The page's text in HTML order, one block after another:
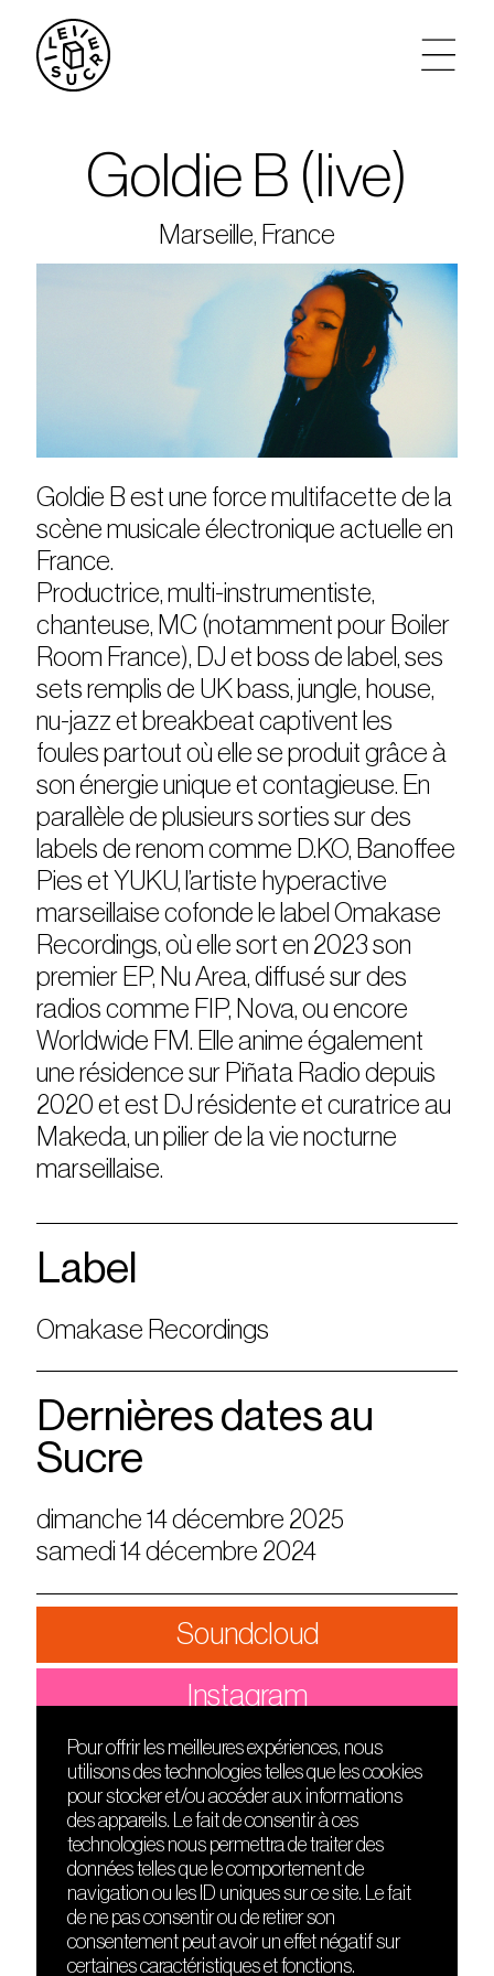
agenda
tickets
le sucre max
partenariats
privatisations
Goldie B (live)
Marseille, France
Goldie B est une force multifacette de la
scène musicale électronique actuelle en
France.
Productrice, multi-instrumentiste,
chanteuse, MC (notamment pour Boiler
Room France), DJ et boss de label, ses
sets remplis de UK bass, jungle, house,
nu-jazz et breakbeat captivent les
foules partout où elle se produit grâce à
son énergie unique et contagieuse. En
parallèle de plusieurs sorties sur des
labels de renom comme D.KO, Banoffee
Pies et YUKU, l’artiste hyperactive
marseillaise cofonde le label Omakase
Recordings, où elle sort en 2023 son
premier EP, Nu Area, diffusé sur des
radios comme FIP, Nova, ou encore
Worldwide FM. Elle anime également
une résidence sur Piñata Radio depuis
2020 et est DJ résidente et curatrice au
Makeda, un pilier de la vie nocturne
marseillaise.
Label
Omakase Recordings
Dernières dates au
Sucre
dimanche 14 décembre 2025
samedi 14 décembre 2024
Soundcloud
Instagram
DÉCOUVRIR
Le lieu
Contact
Presse
Cours de DJing
TMLAB
FRIENDS
Nuits sonores
HEAT
Hôtel71
La Gaîté Lyrique
Pour offrir les meilleures expériences, nous
utilisons des technologies telles que les cookies
pour stocker et/ou accéder aux informations
des appareils. Le fait de consentir à ces
technologies nous permettra de traiter des
données telles que le comportement de
navigation ou les ID uniques sur ce site. Le fait
de ne pas consentir ou de retirer son
consentement peut avoir un effet négatif sur
certaines caractéristiques et fonctions.